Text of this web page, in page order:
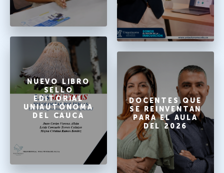
NUEVO LIBRO
SELLO
EDITORIAL
UNIAUTÓNOMA
DEL CAUCA
DOCENTES QUE
SE REINVENTAN
PARA EL AULA
DEL 2026